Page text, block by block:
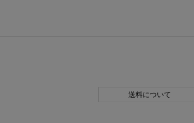
送料について